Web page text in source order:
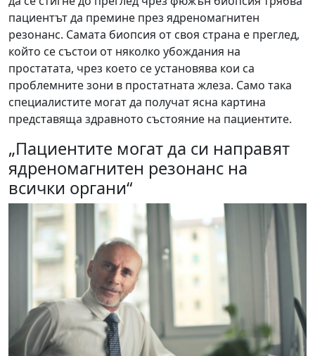
пациентът да премине през ядреномагнитен
резонанс. Самата биопсия от своя страна е преглед,
който се състои от няколко убождания на
простатата, чрез което се установява кои са
проблемните зони в простатната жлеза. Само така
специалистите могат да получат ясна картина
представяща здравното състояние на пациентите.
„Пациентите могат да си направят
ядреномагнитен резонанс на
всички органи“